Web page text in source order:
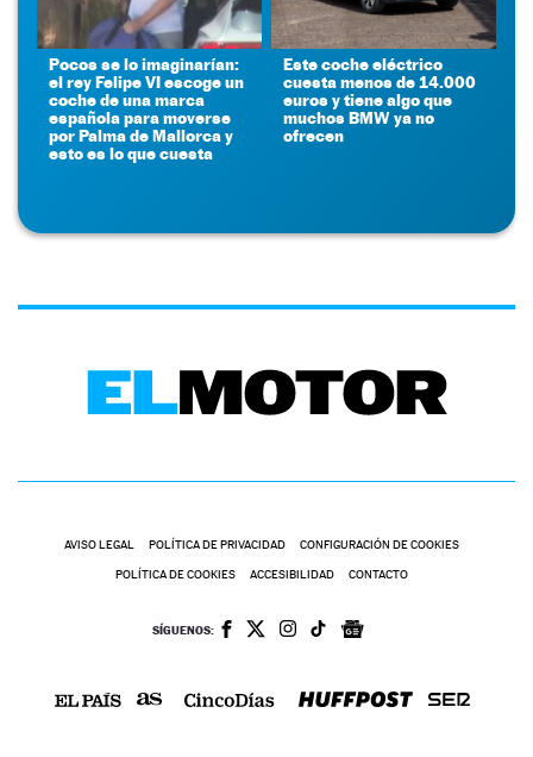
Pocos se lo imaginarían:
el rey Felipe VI escoge un
coche de una marca
española para moverse
por Palma de Mallorca y
esto es lo que cuesta
Este coche eléctrico
cuesta menos de 14.000
euros y tiene algo que
muchos BMW ya no
ofrecen
AVISO LEGAL POLÍTICA DE PRIVACIDAD CONFIGURACIÓN DE COOKIES
POLÍTICA DE COOKIES ACCESIBILIDAD CONTACTO
SÍGUENOS: